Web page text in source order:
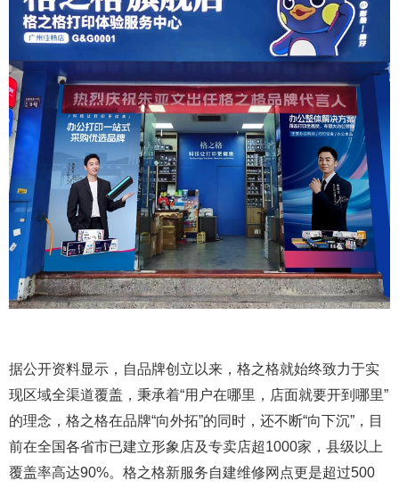
据公开资料显示，自品牌创立以来，格之格就始终致力于实
现区域全渠道覆盖，秉承着“用户在哪里，店面就要开到哪里”
的理念，格之格在品牌“向外拓”的同时，还不断“向下沉”，目
前在全国各省市已建立形象店及专卖店超1000家，县级以上
覆盖率高达90%。格之格新服务自建维修网点更是超过500